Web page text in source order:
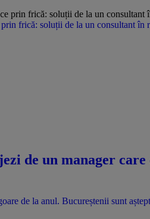
frică: soluții de la un consultant în
de un manager
de la anul. Bucureștenii sunt